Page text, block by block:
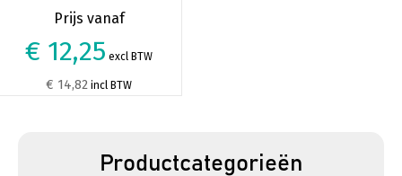
€ 12,25 excl BTW
€ 14,82 incl BTW
Productcategorieën